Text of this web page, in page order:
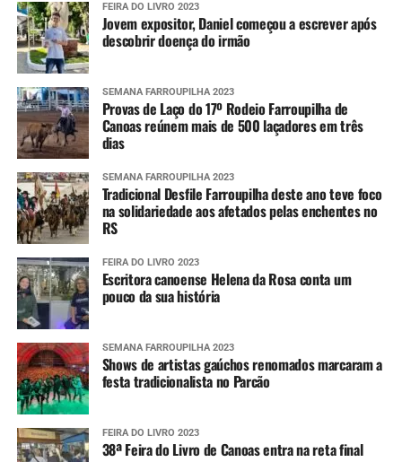
FEIRA DO LIVRO 2023
Jovem expositor, Daniel começou a escrever após
descobrir doença do irmão
SEMANA FARROUPILHA 2023
Provas de Laço do 17º Rodeio Farroupilha de
Canoas reúnem mais de 500 laçadores em três
dias
SEMANA FARROUPILHA 2023
Tradicional Desfile Farroupilha deste ano teve foco
na solidariedade aos afetados pelas enchentes no
RS
FEIRA DO LIVRO 2023
Escritora canoense Helena da Rosa conta um
pouco da sua história
SEMANA FARROUPILHA 2023
Shows de artistas gaúchos renomados marcaram a
festa tradicionalista no Parcão
FEIRA DO LIVRO 2023
38ª Feira do Livro de Canoas entra na reta final